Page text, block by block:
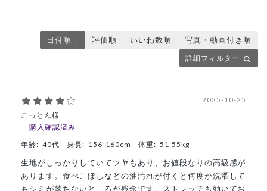
詳細フィルター
日付順 ↓ 評価順 いいね数順 写真・動画付き順
こっとん様
購入確認済み
2025-10-25
年齢: 40代 身長: 156-160cm 体重: 51-55kg
生地がしっかりしていてツヤもあり、お値段なりの高級感が
あります。食べこぼしなどの油汚れが付くと何度か洗濯して
もシミが落ちないところが残念です。ストレッチも効いてお